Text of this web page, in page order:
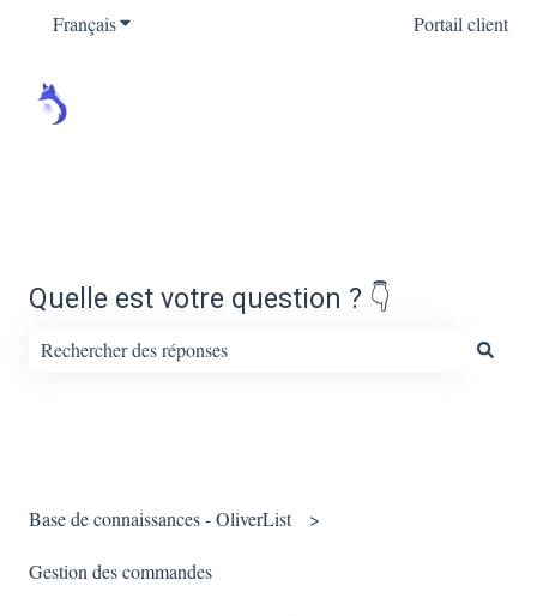
FrançaisAfficher le sous-menu pour les traductionsPortail client
Quelle est votre question ? 👇
Base de connaissances - OliverList
Gestion des commandes